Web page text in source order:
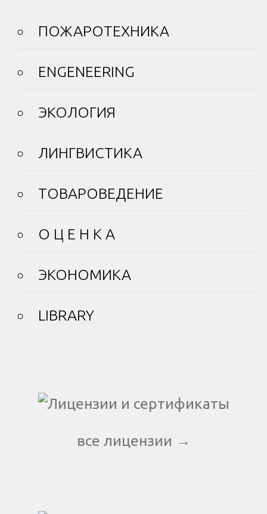
ПОЖАРОТЕХНИКА
ENGENEERING
ЭКОЛОГИЯ
ЛИНГВИСТИКА
ТОВАРОВЕДЕНИЕ
О Ц Е Н К А
ЭКОНОМИКА
LIBRARY
все лицензии →